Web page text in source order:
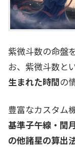
紫微斗数の命盤
お、紫微斗数と
生まれた時間の
豊富なカスタム
基準子午線・閏
の他諸星の算出